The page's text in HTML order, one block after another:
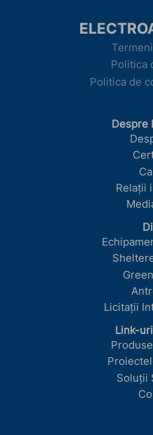
Politica
Politica de
Despre
Relații
Licitații
Link-
Soluții